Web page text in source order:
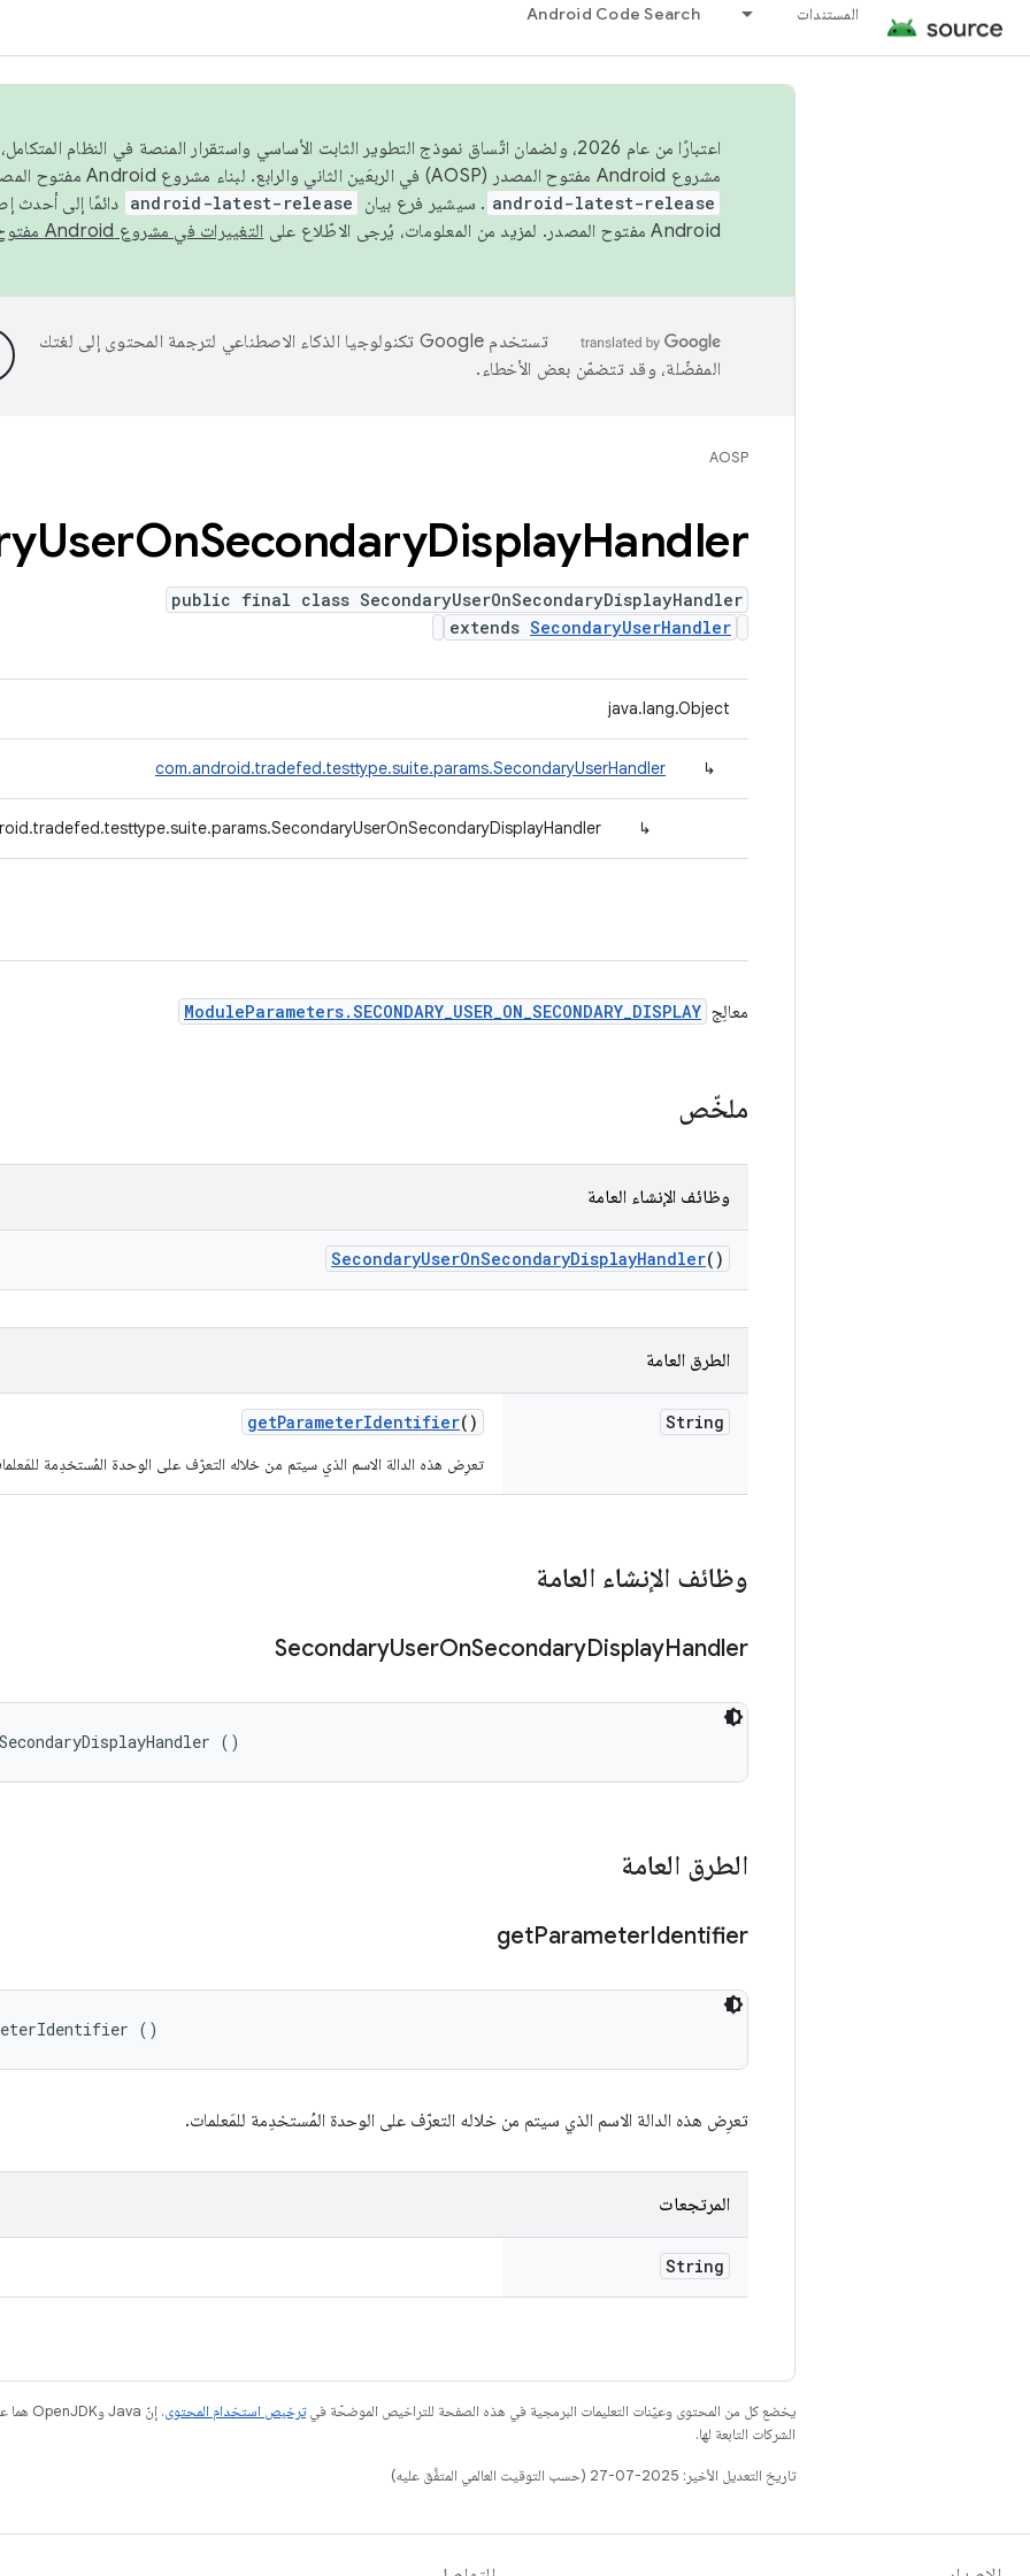
المستندات Android Code Search
اعتبارًا من عام 2026، ولضمان اتّساق نموذج التطوير الثابت الأساسي واستقرار المنصة في النظام
مشروع Android مفتوح المصدر (AOSP) في الربعَين الثاني والرابع. لبناء مشروع Android مفتوح المصدر والمساهمة فيه، استخدِم
android-latest-release . سيشير فرع بيان android-latest-release دائمًا إلى أحدث
Android مفتوح المصدر. لمزيد من المعلومات، يُرجى الاطّلاع على
التغييرات في مشروع Android مفتوح المصدر
تستخدم Google تكنولوجيا الذكاء الاصطناعي لترجمة المحتوى إلى لغتك
المفضّلة، وقد تتضمّن بعض الأخطاء.
AOSP
UserOnSecondaryDisplayHandler
public final class SecondaryUserOnSecondaryDisplayHandler
extends SecondaryUserHandler
java.lang.Object
↳
com.android.tradefed.testtype.suite.params.SecondaryUserHandler
↳
معالِج ModuleParameters.SECONDARY_USER_ON_SECONDARY_DISPLAY
ملخّص
وظائف الإنشاء العامة
SecondaryUserOnSecondaryDisplayHandler()
الطرق العامة
String
getParameterIdentifier()
تعرِض هذه الدالة الاسم الذي سيتم من خلاله التعرّف على الوحدة المُستخدِمة
وظائف الإنشاء العامة
SecondaryUserOnSecondaryDisplayHandler
()
الطرق العامة
getParameterIdentifier
()
تعرِض هذه الدالة الاسم الذي سيتم من خلاله التعرّف على الوحدة المُستخدِمة للمَعلمات.
المرتجعات
String
يخضع كل من المحتوى وعيّنات التعليمات البرمجية في هذه الصفحة للتراخيص الموضحّة فيترخيص استخدام المحتوى
الشركات التابعة لها.
تاريخ التعديل الأخير: 2025-07-27 (حسب التوقيت العالمي المتفَّق عليه)